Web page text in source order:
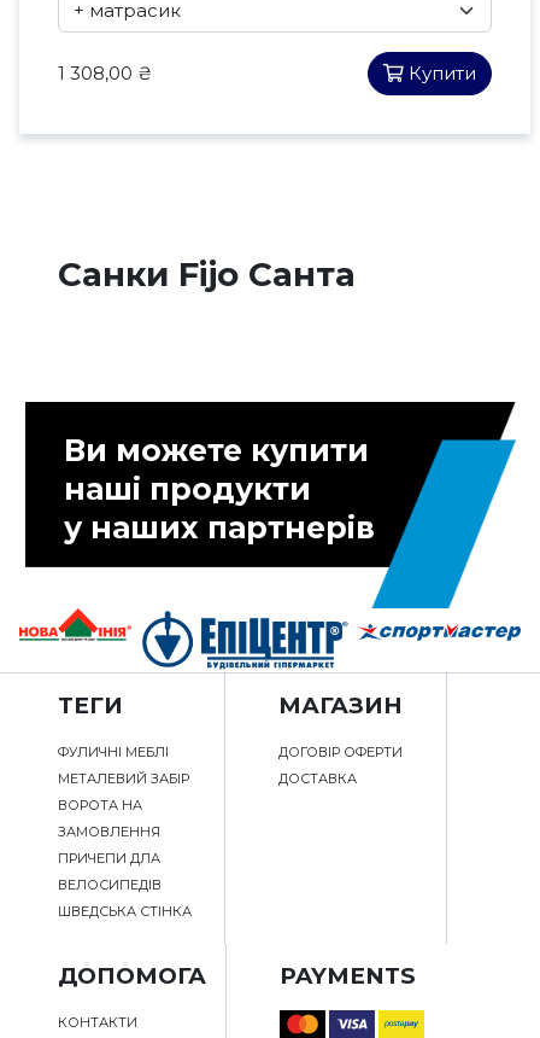
1 308,00 ₴ Купити
Санки Fijo Санта
Ви можете купити
наші продукти
у наших партнерів
ТЕГИ
ФУЛИЧНІ МЕБЛІ
МЕТАЛЕВИЙ ЗАБІР
ВОРОТА НА
ЗАМОВЛЕННЯ
ПРИЧЕПИ ДЛА
ВЕЛОСИПЕДІВ
ШВЕДСЬКА СТІНКА
МАГАЗИН
ДОГОВІР ОФЕРТИ
ДОСТАВКА
ДОПОМОГА
КОНТАКТИ
PAYMENTS